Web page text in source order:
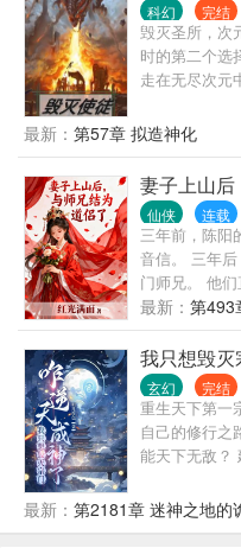
科幻 完结
毁灭圣所，次
时的第二个选
走在无尽次元
最新： 第57章 拟造神化
妻子上山后
仙侠 连载
三年前，陈阳
音信。 三年
门师兄。 他
命垂危，只得
结为道侣。”
圆，而是向陈
夜辗转，陈阳
然推门而入。
陈阳，低声问
最新： 第493
我只想毁灭
玄幻 完结
重生天下第一
自己的修行之
能天下无敌？
思，可每一次
数年后，武
最新： 第2181章 迷神之地的